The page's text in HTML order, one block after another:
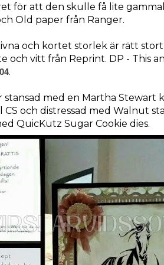
för att den skulle få lite
Old paper från Ranger.
och kortet storlek är rätt stort
och vitt från Reprint. DP - This
.
med en Martha Stewart
CS och distressad med Walnut
QuicKutz Sugar Cookie dies.